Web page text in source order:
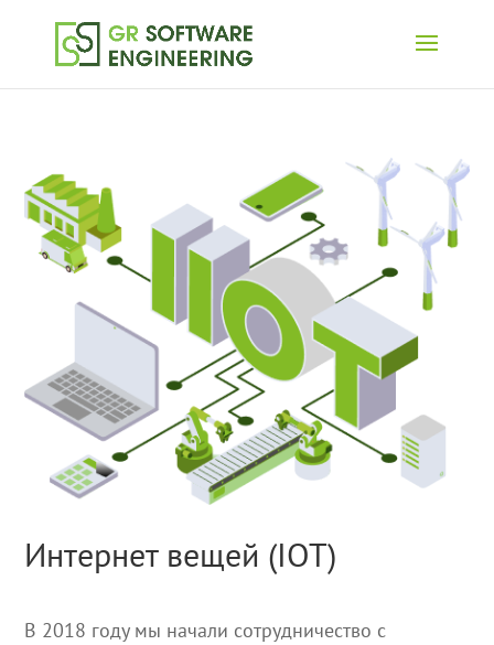
Интернет вещей (IOT)
В 2018 году мы начали сотрудничество с